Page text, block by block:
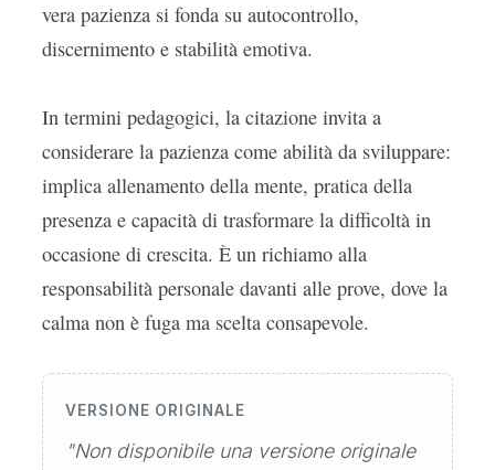
vera pazienza si fonda su autocontrollo,
discernimento e stabilità emotiva.
In termini pedagogici, la citazione invita a
considerare la pazienza come abilità da sviluppare:
implica allenamento della mente, pratica della
presenza e capacità di trasformare la difficoltà in
occasione di crescita. È un richiamo alla
responsabilità personale davanti alle prove, dove la
calma non è fuga ma scelta consapevole.
VERSIONE ORIGINALE
"Non disponibile una versione originale